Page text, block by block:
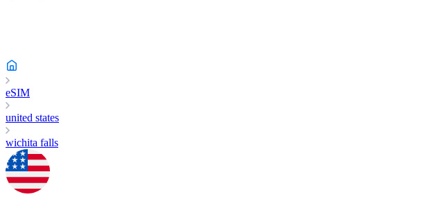
eSIM
united states
wichita falls